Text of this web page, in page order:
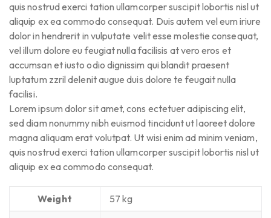
quis nostrud exerci tation ullamcorper suscipit lobortis nisl ut
aliquip ex ea commodo consequat. Duis autem vel eum iriure
dolor in hendrerit in vulputate velit esse molestie consequat,
vel illum dolore eu feugiat nulla facilisis at vero eros et
accumsan et iusto odio dignissim qui blandit praesent
luptatum zzril delenit augue duis dolore te feugait nulla
facilisi.
Lorem ipsum dolor sit amet, cons ectetuer adipiscing elit,
sed diam nonummy nibh euismod tincidunt ut laoreet dolore
magna aliquam erat volutpat. Ut wisi enim ad minim veniam,
quis nostrud exerci tation ullamcorper suscipit lobortis nisl ut
aliquip ex ea commodo consequat.
Weight 57 kg